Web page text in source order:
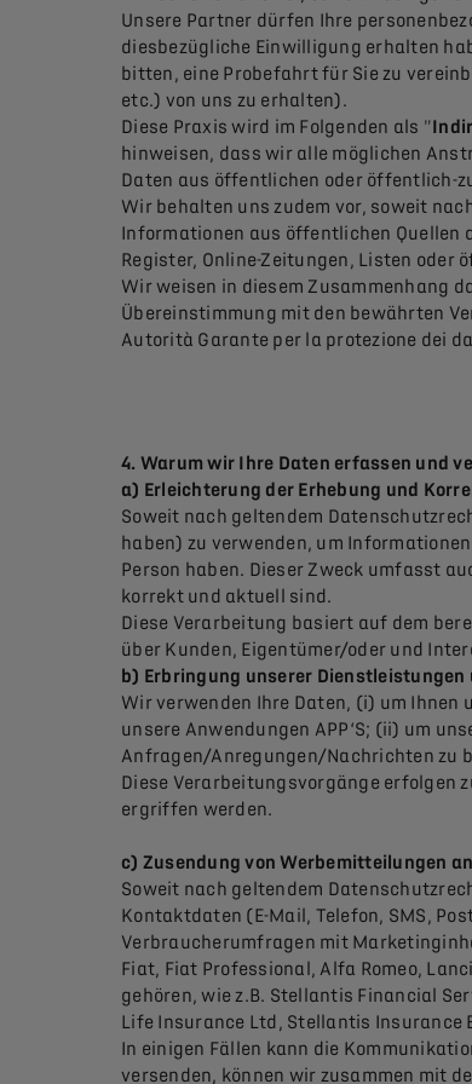
Unsere Partner dürfen Ihre
diesbezügliche Einwilligung erhalten
bitten, eine Probefahrt für Sie zu
etc.) von uns zu erhalten).
Diese Praxis wird im Folgenden als "
hinweisen, dass wir alle möglichen
Daten aus öffentlichen oder öffentlich-
Wir behalten uns zudem vor, soweit
Informationen aus öffentlichen Quellen
Register, Online-Zeitungen, Listen oder
Wir weisen in diesem Zusammenhang
Übereinstimmung mit den bewährten
Autorità Garante per la protezione dei
4. Warum wir Ihre Daten erfassen und
a) Erleichterung der Erhebung und
Soweit nach geltendem
haben) zu verwenden, um
Person haben. Dieser Zweck umfasst
korrekt und aktuell sind.
Diese Verarbeitung basiert auf dem
über Kunden, Eigentümer/oder und
b) Erbringung unserer
Wir verwenden Ihre Daten, (i) um
unsere Anwendungen APP‘S; (ii) um
Anfragen/Anregungen/Nachrichten zu
Diese Verarbeitungsvorgänge erfolgen
ergriffen werden.
c) Zusendung von Werbemitteilungen
Soweit nach geltendem
Kontaktdaten (E-Mail, Telefon, SMS,
Verbraucherumfragen mit
Fiat, Fiat Professional, Alfa Romeo,
gehören, wie z.B. Stellantis Financial
Life Insurance Ltd, Stellantis Insurance
In einigen Fällen kann die
versenden, können wir zusammen mit